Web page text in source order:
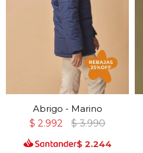
Abrigo - Marino
$ 2.992 $ 3.990
$ 2.244